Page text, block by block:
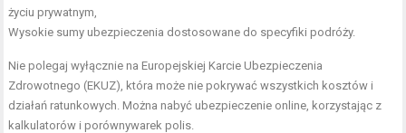
życiu prywatnym,
Wysokie sumy ubezpieczenia dostosowane do specyfiki podróży.
Nie polegaj wyłącznie na Europejskiej Karcie Ubezpieczenia
Zdrowotnego (EKUZ), która może nie pokrywać wszystkich kosztów i
działań ratunkowych. Można nabyć ubezpieczenie online, korzystając z
kalkulatorów i porównywarek polis.